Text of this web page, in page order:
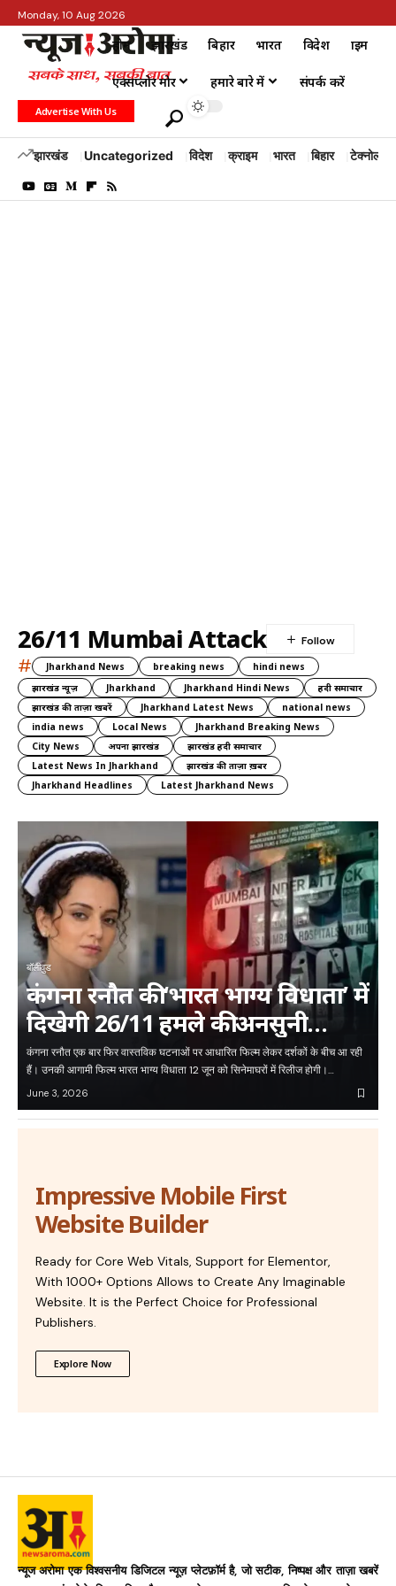
Monday, 10 Aug 2026
होम झारखंड बिहार भारत विदेश क्राइम
एक्सप्लोर मोर हमारे बारे में संपर्क करें
Advertise With Us
झारखंड Uncategorized विदेश क्राइम भारत बिहार टेक्नोलॉजी
26/11 Mumbai Attack
# Jharkhand News breaking news
hindi news
झारखंड न्यूज़
Jharkhand Jharkhand Hindi News
हिंदी समाचार
झारखंड की ताज़ा खबरें
Jharkhand Latest News
national news
india news
Local News
Jharkhand Breaking News
City News
अपना झारखंड
झारखंड हिंदी समाचार
Latest News In Jharkhand
झारखंड की ताज़ा ख़बर
Jharkhand Headlines
Latest Jharkhand News
बॉलीवुड
कंगना रनौत की ‘भारत भाग्य विधाता’ में
दिखेगी 26/11 हमले की अनसुनी
कहानी, नर्सों के साहस को किया गया
सलाम
कंगना रनौत एक बार फिर वास्तविक घटनाओं पर आधारित फिल्म लेकर दर्शकों के बीच आ रही
हैं। उनकी आगामी फिल्म भारत भाग्य विधाता 12 जून को सिनेमाघरों में रिलीज होगी।…
June 3, 2026
Impressive Mobile First
Website Builder
Ready for Core Web Vitals, Support for Elementor,
With 1000+ Options Allows to Create Any Imaginable
Website. It is the Perfect Choice for Professional
Publishers.
Explore Now
न्यूज अरोमा एक विश्वसनीय डिजिटल न्यूज़ प्लेटफ़ॉर्म है, जो सटीक, निष्पक्ष और ताज़ा खबरें